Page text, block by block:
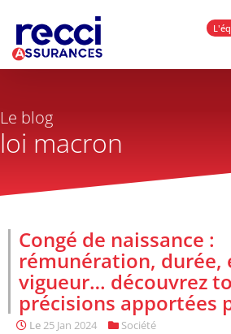
Le blog
loi macron
Congé de naissance :
rémunération, durée,
vigueur… découvrez
précisions apportées
Le25 Jan 2024 Société